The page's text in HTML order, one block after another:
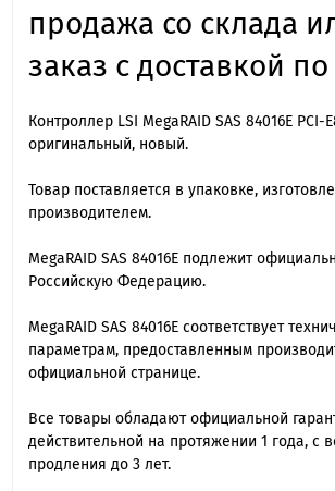
продажа со склада
заказ с доставкой
Контроллер LSI MegaRAID SAS 84016E PCI-
оригинальный, новый.
Товар поставляется в упаковке,
производителем.
MegaRAID SAS 84016E подлежит
Российскую Федерацию.
MegaRAID SAS 84016E cоответствует
параметрам, предоставленным
официальной странице.
Все товары обладают официальной
действительной на протяжении 1 года, с
продления до 3 лет.